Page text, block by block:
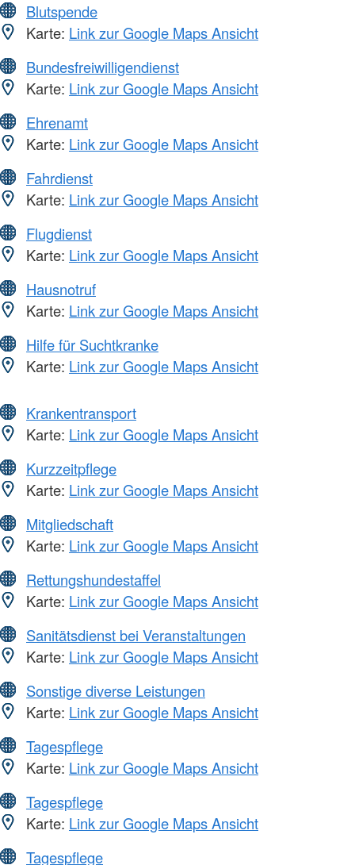
Blutspende
Karte: Link zur Google Maps Ansicht
Bundesfreiwilligendienst
Karte: Link zur Google Maps Ansicht
Ehrenamt
Karte: Link zur Google Maps Ansicht
Fahrdienst
Karte: Link zur Google Maps Ansicht
Flugdienst
Karte: Link zur Google Maps Ansicht
Hausnotruf
Karte: Link zur Google Maps Ansicht
Hilfe für Suchtkranke
Karte: Link zur Google Maps Ansicht
Krankentransport
Karte: Link zur Google Maps Ansicht
Kurzzeitpflege
Karte: Link zur Google Maps Ansicht
Mitgliedschaft
Karte: Link zur Google Maps Ansicht
Rettungshundestaffel
Karte: Link zur Google Maps Ansicht
Sanitätsdienst bei Veranstaltungen
Karte: Link zur Google Maps Ansicht
Sonstige diverse Leistungen
Karte: Link zur Google Maps Ansicht
Tagespflege
Karte: Link zur Google Maps Ansicht
Tagespflege
Karte: Link zur Google Maps Ansicht
Tagespflege